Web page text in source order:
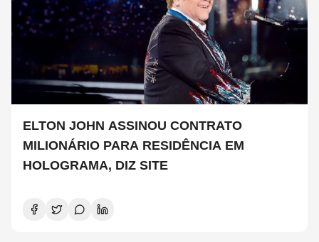
ELTON JOHN ASSINOU CONTRATO
MILIONÁRIO PARA RESIDÊNCIA EM
HOLOGRAMA, DIZ SITE